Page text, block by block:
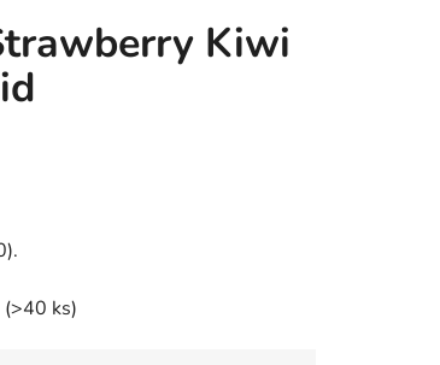
Kiwi
(>40 ks)